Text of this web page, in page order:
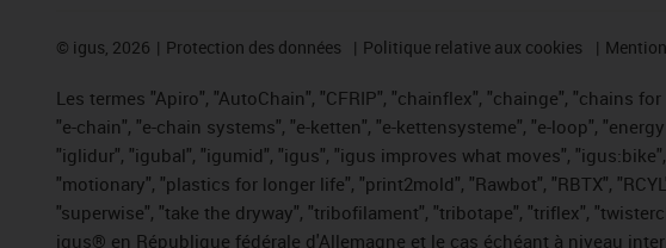
© igus, 2026 Protection des données Politique relative aux cookies
Les termes "Apiro", "AutoChain", "CFRIP", "chainflex", "chainge", "chains
"e-chain", "e-chain systems", "e-ketten", "e-kettensysteme", "e-loop",
"iglidur", "igubal", "igumid", "igus", "igus improves what moves",
"motionary", "plastics for longer life", "print2mold", "Rawbot", "RBTX",
"superwise", "take the dryway", "tribofilament", "tribotape", "triflex",
igus® en République fédérale d'Allemagne et le cas échéant à niveau